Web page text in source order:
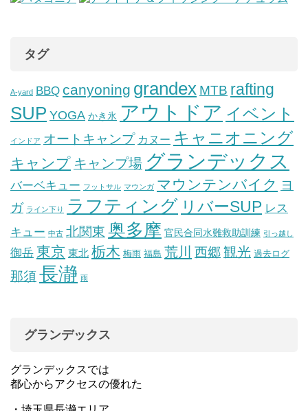
タグ
A-yard BBQ canyoning grandex MTB rafting
SUP YOGA かき氷 アウトドア イベント
インドア オートキャンプ カヌー キャニオニング
キャンプ キャンプ場 グランデックス
バーベキュー フットサル マウンガ マウンテンバイク ヨ
ガ ライン下り ラフティング リバーSUP レス
キュー 中古 北関東 奥多摩 官民合同水難救助訓練 引っ越し
御岳 東京 東北 栃木 梅雨 福島 荒川 西郷観光 過去ログ
那須長瀞 雨
グランデックス
グランデックスでは
都心からアクセスの優れた